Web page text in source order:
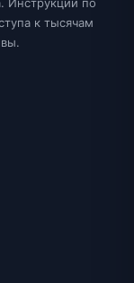
к тысячам